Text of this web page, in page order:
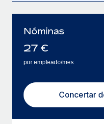
Nóminas
27 €
por empleado/mes
Concertar